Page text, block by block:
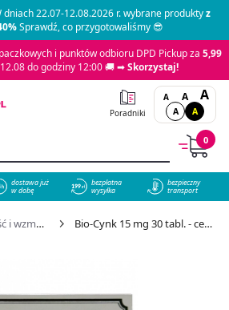
dniach 22.07-12.08.2026 r. wybrane produktyz
Sprawdź, co przygotowaliśmy 😎
i punktów odbioru DPD Pickup za 5,99
do godziny 12:00 🚚 ➡Skorzystaj!
Poradniki
A A A
A A
0
dostawa już
w dobę
bezpłatna
wysyłka
bezpieczny
transport
Bio-Cynk 15 mg 30 tabl. - cena 32,99 zł